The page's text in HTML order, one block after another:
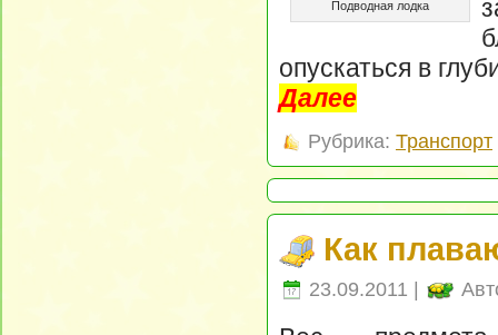
Подводная лодка
опускаться в
Далее
Рубрика: Транспорт
Как
23.09.2011 |